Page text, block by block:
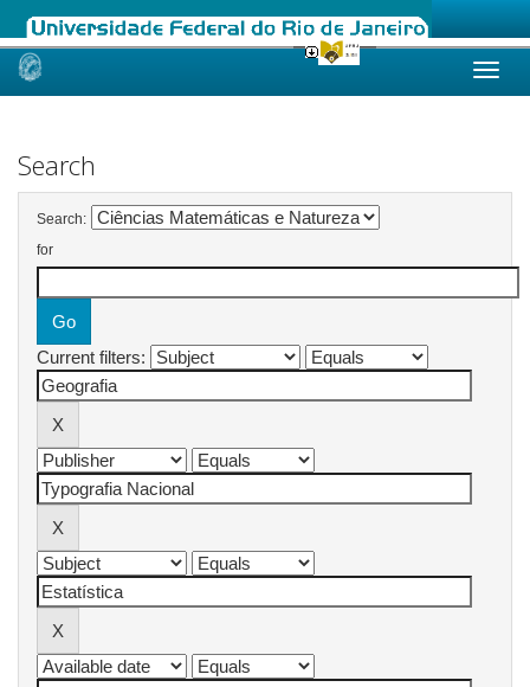
Skip
Search
Search:
for
Current filters: